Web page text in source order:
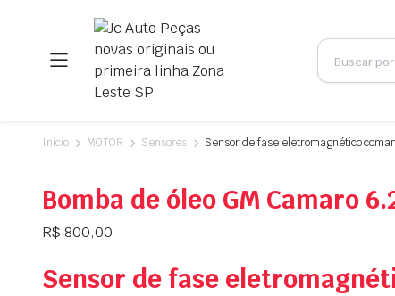
Início MOTOR Sensores Sensor de fase eletromagnético
Bomba de óleo GM Camaro
R$ 800,00
Sensor de fase